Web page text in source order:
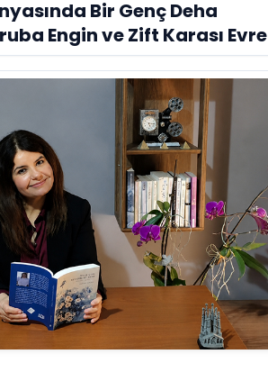
Bir Genç Deha
Engin ve Zift Karası